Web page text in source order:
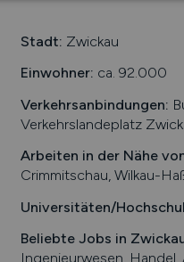
Stadt: Zwickau
Einwohner: ca. 92.000
Verkehrsanbindungen:
Verkehrslandeplatz
Arbeiten in der Nähe
Crimmitschau, Wilkau-
Universitäten/
Beliebte Jobs in
Ingenieurwesen,